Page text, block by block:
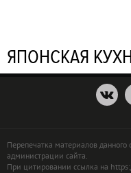
ЯПОНСКАЯ
Перепечатка материалов
администрации сайта.
При цитировании ссылка на